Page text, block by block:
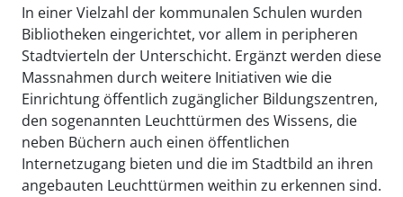
In einer Vielzahl der kommunalen Schulen wurden
Bibliotheken eingerichtet, vor allem in peripheren
Stadtvierteln der Unterschicht. Ergänzt werden diese
Massnahmen durch weitere Initiativen wie die
Einrichtung öffentlich zugänglicher Bildungszentren,
den sogenannten Leuchttürmen des Wissens, die
neben Büchern auch einen öffentlichen
Internetzugang bieten und die im Stadtbild an ihren
angebauten Leuchttürmen weithin zu erkennen sind.